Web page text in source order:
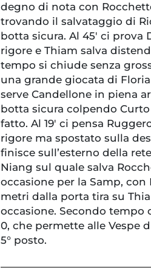
degno di nota con
trovando il salvataggio di
botta sicura. Al 45′ ci prova
rigore e Thiam salva
tempo si chiude senza
una grande giocata di
serve Candellone in piena
botta sicura colpendo
fatto. Al 19′ ci pensa
rigore ma spostato sulla
finisce sull’esterno della
Niang sul quale salva
occasione per la Samp, con
metri dalla porta tira su
occasione. Secondo
0, che permette alle Vespe
5° posto.